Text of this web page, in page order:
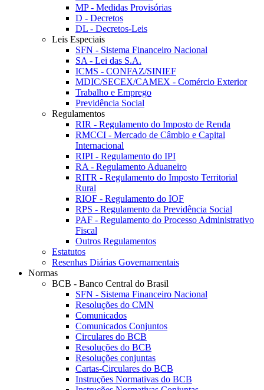
MP - Medidas Provisórias
D - Decretos
DL - Decretos-Leis
Leis Especiais
SFN - Sistema Financeiro Nacional
SA - Lei das S.A.
ICMS - CONFAZ/SINIEF
MDIC/SECEX/CAMEX - Comércio Exterior
Trabalho e Emprego
Previdência Social
Regulamentos
RIR - Regulamento do Imposto de Renda
RMCCI - Mercado de Câmbio e Capital
Internacional
RIPI - Regulamento do IPI
RA - Regulamento Aduaneiro
RITR - Regulamento do Imposto Territorial
Rural
RIOF - Regulamento do IOF
RPS - Regulamento da Previdência Social
PAF - Regulamento do Processo Administrativo
Fiscal
Outros Regulamentos
Estatutos
Resenhas Diárias Governamentais
Normas
BCB - Banco Central do Brasil
SFN - Sistema Financeiro Nacional
Resoluções do CMN
Comunicados
Comunicados Conjuntos
Circulares do BCB
Resoluções do BCB
Resoluções conjuntas
Cartas-Circulares do BCB
Instruções Normativas do BCB